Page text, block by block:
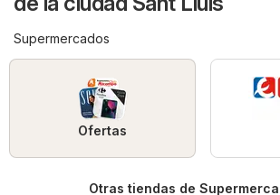
Supermercados
Ofertas
Otras tiendas de